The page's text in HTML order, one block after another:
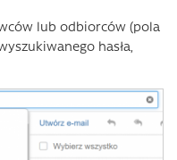
lub odbiorców (pola
hasła,